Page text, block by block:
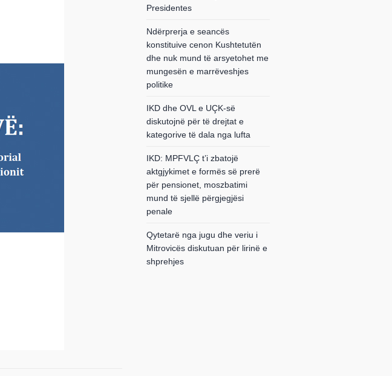
Presidentes
Ndërprerja e seancës
konstituive cenon Kushtetutën
dhe nuk mund të arsyetohet me
mungesën e marrëveshjes
politike
IKD dhe OVL e UÇK-së
diskutojnë për të drejtat e
kategorive të dala nga lufta
IKD: MPFVLÇ t’i zbatojë
aktgjykimet e formës së prerë
për pensionet, moszbatimi
mund të sjellë përgjegjësi
penale
Qytetarë nga jugu dhe veriu i
Mitrovicës diskutuan për lirinë e
shprehjes